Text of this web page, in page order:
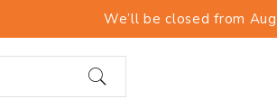
We’ll be closed from